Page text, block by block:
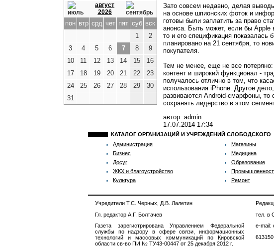
август
2026
пон втр срд чет пят суб вск
1
2
3
4 5 6 7 8
9
10
11 12 13 14 15
16
17
18 19 20 21 22
23
24
25 26 27 28 29
30
31
Зато совсем недавно, делая
на основе шпионских фоток и
готовы были заплатить за право
анонса. Быть может, если бы Apple
то и его спецификация показалась
планировано на 21 сентября, то
покупателя.
Тем не менее, еще не все
контент и широкий функционал -
получалось отлично в том, что
использования iPhone. Другое
развиваются Android-смарфоны, то
сохранять лидерство в этом
автор: admin
17.07.2014 17:34
КАТАЛОГ ОРГАНИЗАЦИЙ И УЧРЕЖДЕНИЙ СЛОБОДСКОГО
Администрация
Бизнес
Досуг
ЖКХ и благоустройство
Культура
Магазины
Медицина
Образование
Ремонт
Учредители Т.С. Черных, Д.В. Лалетин
Гл. редактор А.Г. Болтачев
Газета зарегистрирована Управлением Федеральной
службы по надзору в сфере связи, информационных
технологий и массовых коммуникаций по Кировской
области св-во ПИ № ТУ43-00447 от 25 декабря 2012 г.
тел. в
e-mail: